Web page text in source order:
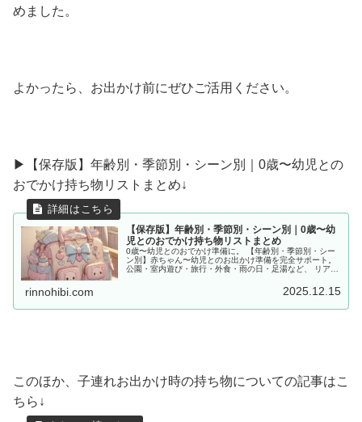
めました。
よかったら、お出かけ前にぜひご活用ください。
▶︎【保存版】年齢別・季節別・シーン別｜0歳〜幼児との
おでかけ持ち物リストまとめ↓
【保存版】年齢別・季節別・シーン別｜0歳〜幼
児とのおでかけ持ち物リストまとめ
0歳〜幼児とのおでかけ準備に。 【年齢別・季節別・シー
ン別】赤ちゃん〜幼児とのお出かけ準備を完全サポート。
公園・室内遊び・旅行・外食・雨の日・足湯など、 リアル
rinnohibi.com 2025.12.15
このほか、子連れお出かけ時の持ち物についての記事はこ
ちら↓